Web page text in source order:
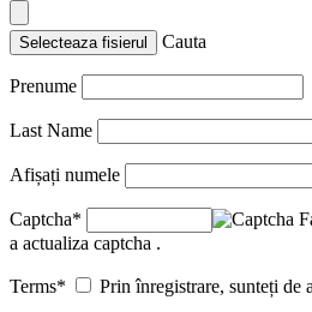
Selecteaza fisierul Cauta
Prenume
Last Name
Afișați numele
Captcha*
a actualiza captcha .
Terms* Prin înregistrare, sunteți de